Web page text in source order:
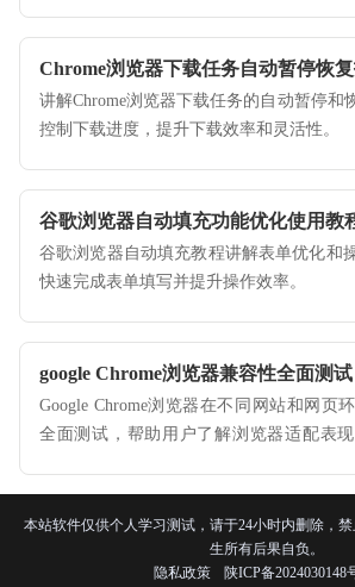
Chrome浏览器下载任务自动暂停恢
讲解Chrome浏览器下载任务的自动暂停和
控制下载进度，提升下载效率和灵活性。
谷歌浏览器自动填充功能优化使用教
谷歌浏览器自动填充教程讲解表单优化和
快速完成表单填写并提升操作效率。
google Chrome浏览器兼容性全面测试
Google Chrome浏览器在不同网站和网页
全面测试，帮助用户了解浏览器适配表现
本站软件仅供个人学习测试，请于24小时内删除，
生所有后果自负。
隐私政策
陕ICP备2024030148